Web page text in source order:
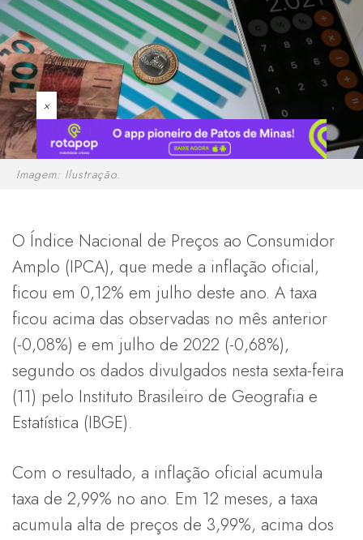
×
Imagem: Ilustração.
O Índice Nacional de Preços ao Consumidor
Amplo (IPCA), que mede a inflação oficial,
ficou em 0,12% em julho deste ano. A taxa
ficou acima das observadas no mês anterior
(-0,08%) e em julho de 2022 (-0,68%),
segundo os dados divulgados nesta sexta-feira
(11) pelo Instituto Brasileiro de Geografia e
Estatística (IBGE).
Com o resultado, a inflação oficial acumula
taxa de 2,99% no ano. Em 12 meses, a taxa
acumula alta de preços de 3,99%, acima dos